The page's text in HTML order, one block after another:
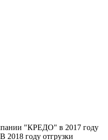
"КРЕДО" в 2017 году
2018 году отгрузки